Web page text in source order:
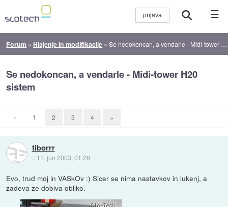
☰
Forum » Hlajenje in modifikacije »Se nedokoncan, a vendarle - Midi-tower H20 sistem
Se nedokoncan, a vendarle - Midi-tower H20
sistem
« 1 2 3 4 »
tiborrr
:: 11. jun 2003, 01:28
Evo, trud moj in VASkOv :) Sicer se nima nastavkov in lukenj, a
zadeva ze dobiva obliko.